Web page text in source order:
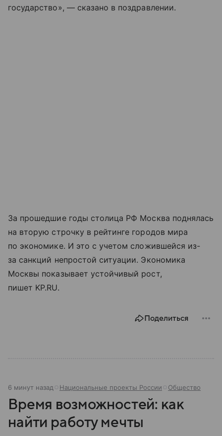
государство», — сказано в поздравлении.
За прошедшие годы столица РФ Москва поднялась
на вторую строчку в рейтинге городов мира
по экономике. И это с учетом сложившейся из-
за санкций непростой ситуации. Экономика
Москвы показывает устойчивый рост,
пишет KP.RU.
Поделиться
6 минут назад Национальные проекты России Общество
Время возможностей: как
найти работу мечты